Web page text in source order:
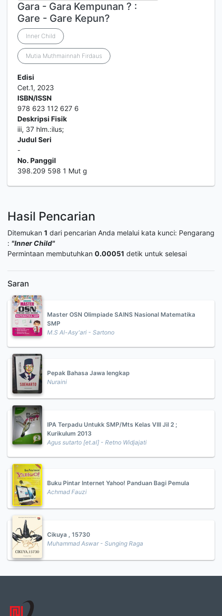
Gara - Gara Kempunan ? :
Gare - Gare Kepun?
Inner Child
Mutia Muthmainnah Firdaus
Edisi
Cet.1, 2023
ISBN/ISSN
978 623 112 627 6
Deskripsi Fisik
iii, 37 hlm.:ilus;
Judul Seri
-
No. Panggil
398.209 598 1 Mut g
Hasil Pencarian
Ditemukan 1 dari pencarian Anda melalui kata kunci: Pengarang
: "Inner Child"
Permintaan membutuhkan 0.00051 detik untuk selesai
Saran
Master OSN Olimpiade SAINS Nasional Matematika
SMP
M.S Al-Asy'ari - Sartono
Pepak Bahasa Jawa lengkap
Nuraini
IPA Terpadu Untukk SMP/Mts Kelas VIII Jil 2 ;
Kurikulum 2013
Agus sutarto [et.al] - Retno Widjajati
Buku Pintar Internet Yahoo! Panduan Bagi Pemula
Achmad Fauzi
Cikuya , 15730
Muhammad Aswar - Sunging Raga